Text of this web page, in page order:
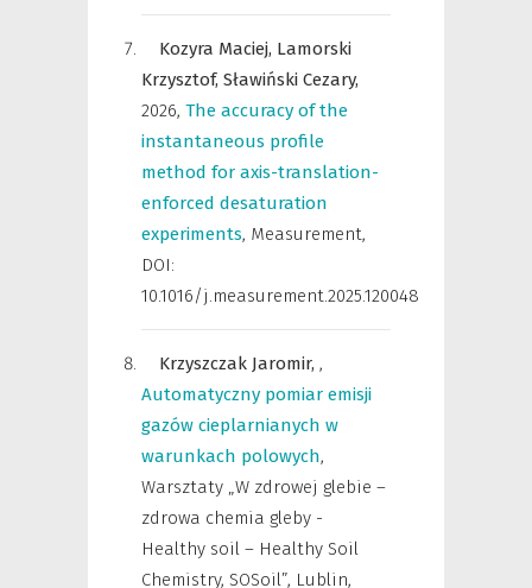
Kozyra Maciej, Lamorski
Krzysztof, Sławiński Cezary,
2026, The accuracy of the
instantaneous profile
method for axis-translation-
enforced desaturation
experiments, Measurement,
DOI:
10.1016/j.measurement.2025.120048
Krzyszczak Jaromir, ,
Automatyczny pomiar emisji
gazów cieplarnianych w
warunkach polowych,
Warsztaty „W zdrowej glebie –
zdrowa chemia gleby -
Healthy soil – Healthy Soil
Chemistry, SOSoil”, Lublin,